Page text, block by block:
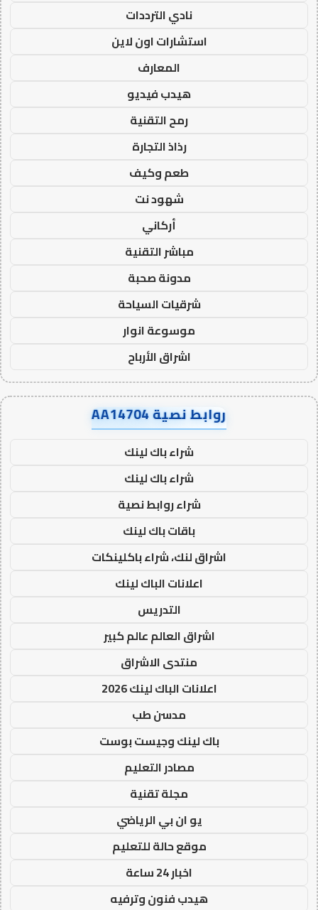
نادي الترددات
استشارات اون لاين
المعارف
هيدب فيديو
رمح التقنية
رذاذ التجارة
طعم وكيف
شهود نت
أركاني
مباشر التقنية
مدونة صحبة
شرقيات السياحة
موسوعة انوار
اشراق الأرباح
روابط نصية AA14704
شراء باك لينك
شراء باك لينك
شراء روابط نصية
باقات باك لينك
اشراق لنك، شراء باكلينكات
اعلانات الباك لينك
التدريس
اشراق العالم عالم كبير
منتدى الاشراق
اعلانات الباك لينك 2026
مدسن طب
باك لينك وجيست بوست
مصادر التعليم
مجلة تقنية
يو ان بي الرياضي
موقع حالة للتعليم
اخبار 24 ساعة
هيدب فنون وترفيه